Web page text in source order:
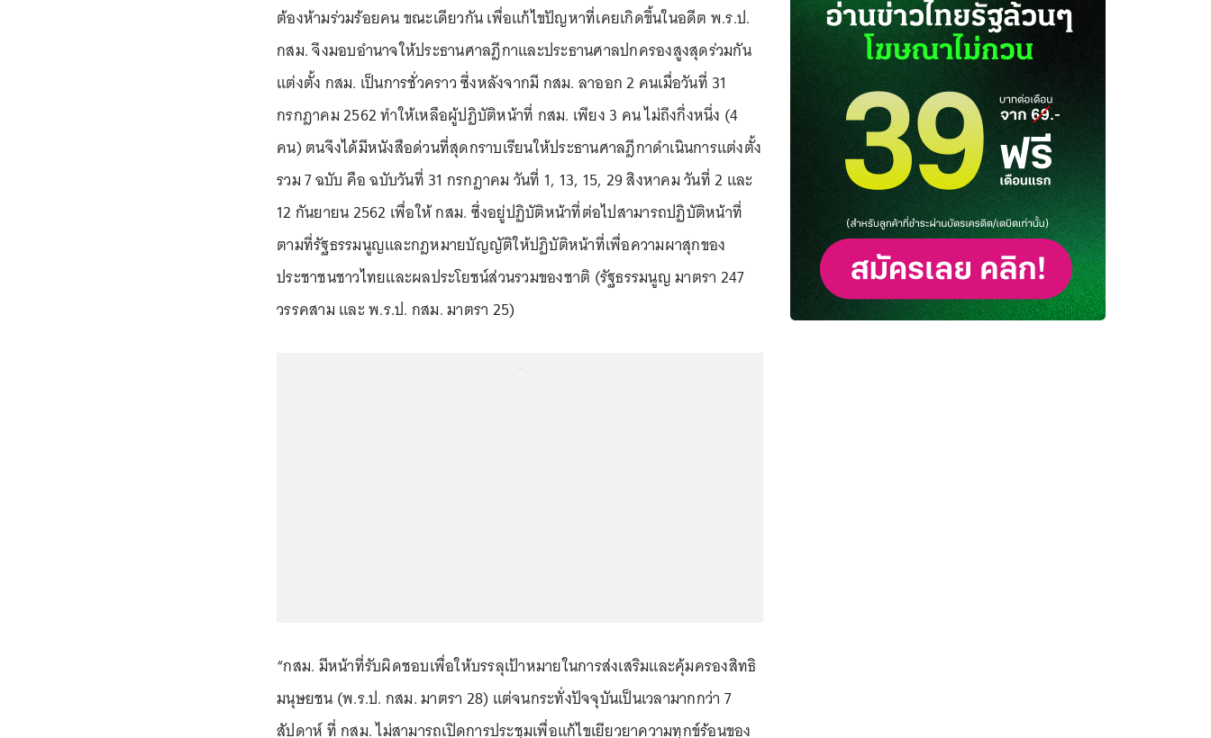
ต้องห้ามร่วมร้อยคน ขณะเดียวกัน เพื่อแก้ไขปัญหาที่เคยเกิดขึ้นในอดีต พ.ร.ป.
กสม. จึงมอบอำนาจให้ประธานศาลฎีกาและประธานศาลปกครองสูงสุดร่วมกัน
แต่งตั้ง กสม. เป็นการชั่วคราว ซึ่งหลังจากมี กสม. ลาออก 2 คนเมื่อวันที่ 31
กรกฎาคม 2562 ทำให้เหลือผู้ปฏิบัติหน้าที่ กสม. เพียง 3 คน ไม่ถึงกึ่งหนึ่ง (4
คน) ตนจึงได้มีหนังสือด่วนที่สุดกราบเรียนให้ประธานศาลฎีกาดำเนินการแต่งตั้ง
รวม 7 ฉบับ คือ ฉบับวันที่ 31 กรกฎาคม วันที่ 1, 13, 15, 29 สิงหาคม วันที่ 2 และ
12 กันยายน 2562 เพื่อให้ กสม. ซึ่งอยู่ปฏิบัติหน้าที่ต่อไปสามารถปฏิบัติหน้าที่
ตามที่รัฐธรรมนูญและกฎหมายบัญญัติให้ปฏิบัติหน้าที่เพื่อความผาสุกของ
ประชาชนชาวไทยและผลประโยชน์ส่วนรวมของชาติ (รัฐธรรมนูญ มาตรา 247
วรรคสาม และ พ.ร.ป. กสม. มาตรา 25)
“กสม. มีหน้าที่รับผิดชอบเพื่อให้บรรลุเป้าหมายในการส่งเสริมและคุ้มครองสิทธิ
มนุษยชน (พ.ร.ป. กสม. มาตรา 28) แต่จนกระทั่งปัจจุบันเป็นเวลามากกว่า 7
สัปดาห์ ที่ กสม. ไม่สามารถเปิดการประชุมเพื่อแก้ไขเยียวยาความทุกข์ร้อนของ